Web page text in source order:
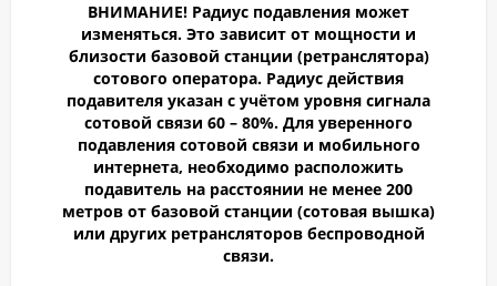
ВНИМАНИЕ! Радиус подавления может
изменяться. Это зависит от мощности и
близости базовой станции (ретранслятора)
сотового оператора. Радиус действия
подавителя указан с учётом уровня сигнала
сотовой связи 60 – 80%. Для уверенного
подавления сотовой связи и мобильного
интернета, необходимо расположить
подавитель на расстоянии не менее 200
метров от базовой станции (сотовая вышка)
или других ретрансляторов беспроводной
связи.